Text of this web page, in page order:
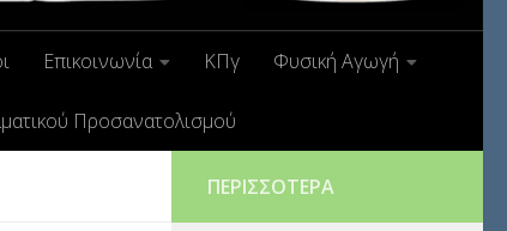
Επικοινωνία ΚΠγ Φυσική Αγωγή
Προσανατολισμού
ΠΕΡΙΣΣΌΤΕΡΑ